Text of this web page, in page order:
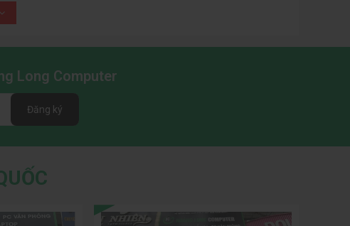
ứng mọi yêu cầu, từ chỉnh sửa ảnh, thiết kế 2D đến dựng hình
Long Computer
Đăng ký